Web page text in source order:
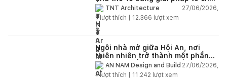
lại không gian
TNT Architecture
27/06/2026,
1lượt thích | 12.366 lượt xem
Ngôi nhà mở giữa Hội An, nơi
thiên nhiên trở thành một phần
của cuộc sống
AN NAM Design and Build 27/06/2026,
1lượt thích | 11.242 lượt xem